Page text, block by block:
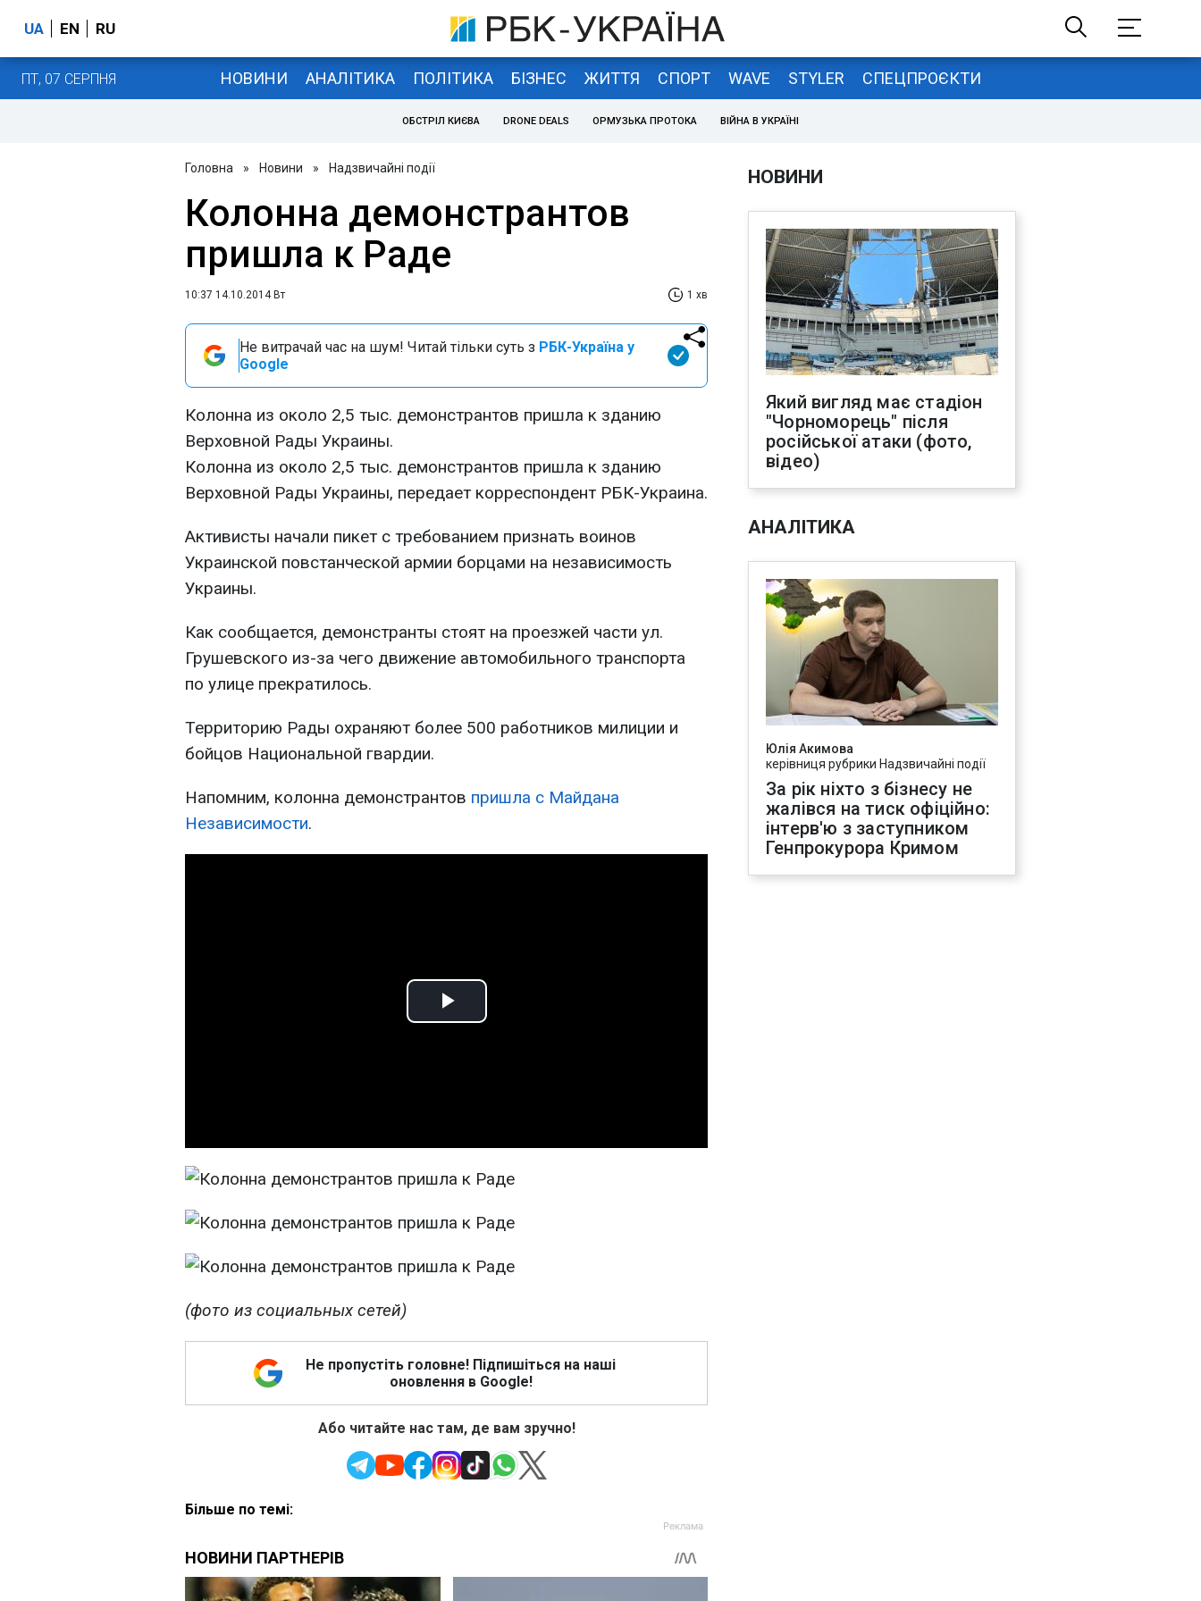
UA EN RU
ПТ, 07 СЕРПНЯ НОВИНИ АНАЛІТИКА ПОЛІТИКА БІЗНЕС ЖИТТЯ СПОРТ WAVE STYLER СПЕЦПРОЄКТИ
ОБСТРІЛ КИЄВА DRONE DEALS ОРМУЗЬКА ПРОТОКА ВІЙНА В УКРАЇНІ
Головна » Новини » Надзвичайні події
Колонна демонстрантов
пришла к Раде
10:37 14.10.2014 Вт 1 хв
Не витрачай час на шум! Читай тільки суть з РБК-Україна у
Google
Колонна из около 2,5 тыс. демонстрантов пришла к зданию
Верховной Рады Украины.
Колонна из около 2,5 тыс. демонстрантов пришла к зданию
Верховной Рады Украины, передает корреспондент РБК-Украина.
Активисты начали пикет с требованием признать воинов
Украинской повстанческой армии борцами на независимость
Украины.
Как сообщается, демонстранты стоят на проезжей части ул.
Грушевского из-за чего движение автомобильного транспорта
по улице прекратилось.
Территорию Рады охраняют более 500 работников милиции и
бойцов Национальной гвардии.
Напомним, колонна демонстрантов пришла с Майдана
Независимости.
Play
(фото из социальных сетей)
Не пропустіть головне! Підпишіться на наші
оновлення в Google!
Або читайте нас там, де вам зручно!
Більше по темі:
НОВИНИ
Який вигляд має стадіон
"Чорноморець" після
російської атаки (фото,
відео)
АНАЛІТИКА
Юлія Акимова
керівниця рубрики Надзвичайні події
За рік ніхто з бізнесу не
жалівся на тиск офіційно:
інтерв'ю з заступником
Генпрокурора Кримом